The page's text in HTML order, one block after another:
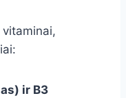
ir B3